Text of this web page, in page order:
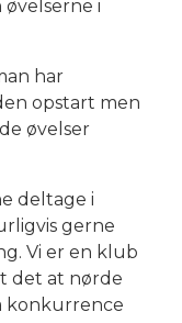
i
har
opstart men
øvelser
deltage i
gerne
Vi er en klub
det at nørde
konkurrence